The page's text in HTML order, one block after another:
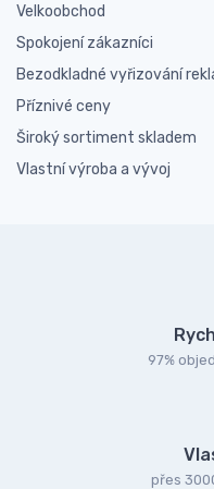
Velkoobchod
Spokojení zákazníci
Bezodkladné vyřizování
Příznivé ceny
Široký sortiment skladem
Vlastní výroba a vývoj
97%
přes